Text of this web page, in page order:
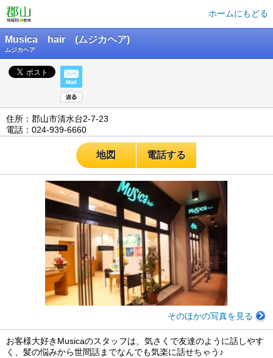
ホームにもどる
Musica hair (ムジカヘア)
ムジカヘア
住所：郡山市清水台2-7-23
電話：024-939-6660
地図 電話する
そのほかの写真を見る
お客様大好きMusicaのスタッフは、気さくで友達のように話しやす
く、髪の悩みから世間話までなんでも気楽に話せちゃう♪